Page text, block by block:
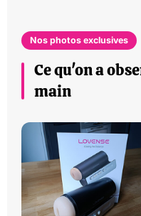
Nos photos exclusives
Ce qu'on a
main